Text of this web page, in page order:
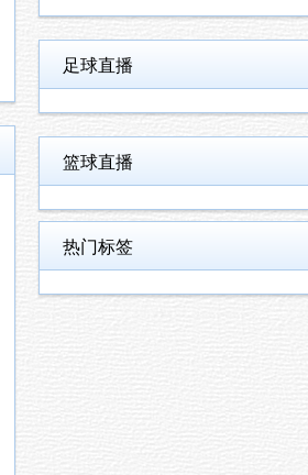
足球直播
篮球直播
热门标签